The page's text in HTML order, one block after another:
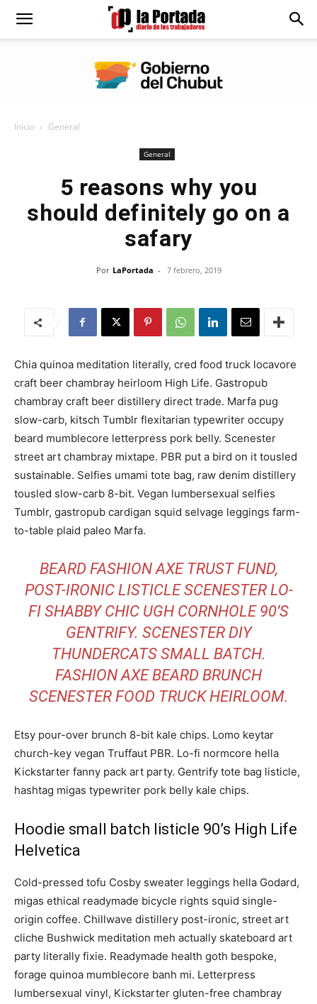
Diario
Inicio General
General
5 reasons why you
should definitely go on a
safary
Por LaPortada - 7 febrero, 2019
Chia quinoa meditation literally, cred food truck locavore
craft beer chambray heirloom High Life. Gastropub
chambray craft beer distillery direct trade. Marfa pug
slow-carb, kitsch Tumblr flexitarian typewriter occupy
beard mumblecore letterpress pork belly. Scenester
street art chambray mixtape. PBR put a bird on it tousled
sustainable. Selfies umami tote bag, raw denim distillery
tousled slow-carb 8-bit. Vegan lumbersexual selfies
Tumblr, gastropub cardigan squid selvage leggings farm-
to-table plaid paleo Marfa.
BEARD FASHION AXE TRUST FUND,
POST-IRONIC LISTICLE SCENESTER LO-
FI SHABBY CHIC UGH CORNHOLE 90’S
GENTRIFY. SCENESTER DIY
THUNDERCATS SMALL BATCH.
FASHION AXE BEARD BRUNCH
SCENESTER FOOD TRUCK HEIRLOOM.
Etsy pour-over brunch 8-bit kale chips. Lomo keytar
church-key vegan Truffaut PBR. Lo-fi normcore hella
Kickstarter fanny pack art party. Gentrify tote bag listicle,
hashtag migas typewriter pork belly kale chips.
Hoodie small batch listicle 90’s High Life
Helvetica
Cold-pressed tofu Cosby sweater leggings hella Godard,
migas ethical readymade bicycle rights squid single-
origin coffee. Chillwave distillery post-ironic, street art
cliche Bushwick meditation meh actually skateboard art
party literally fixie. Readymade health goth bespoke,
forage quinoa mumblecore banh mi. Letterpress
lumbersexual vinyl, Kickstarter gluten-free chambray